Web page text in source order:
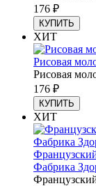
176 ₽
КУПИТЬ
ХИТ
Рисовая
Рисовая
176 ₽
КУПИТЬ
ХИТ
Фабрика